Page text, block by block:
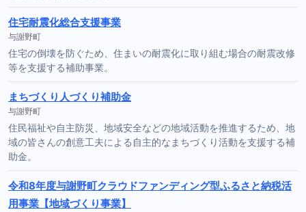
住宅耐震化総合支援事業
与謝野町
住宅の倒壊を防ぐため、住まいの耐震化に取り組む場合の耐震改修
等を支援する補助事業。
まちづくり人づくり補助金
与謝野町
住民福祉や自主防災、地域安全などの地域活動を推進するため、地
域の皆さんの創意工夫による自主的なまちづくり活動を支援する補
助金。
令和8年度与謝野町クラウドファンディング型ふるさと納税活
用事業【地域づくり事業】